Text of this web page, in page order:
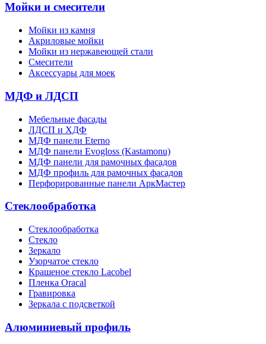
Мойки и смесители
Мойки из камня
Акриловые мойки
Мойки из нержавеющей стали
Смесители
Аксессуары для моек
МДФ и ЛДСП
Мебельные фасады
ЛДСП и ХДФ
МДФ панели Eterno
МДФ панели Evogloss (Kastamonu)
МДФ панели для рамочных фасадов
МДФ профиль для рамочных фасадов
Перфорированные панели АркМастер
Стеклообработка
Стеклообработка
Стекло
Зеркало
Узорчатое стекло
Крашеное стекло Lacobel
Пленка Oracal
Гравировка
Зеркала с подсветкой
Алюминиевый профиль